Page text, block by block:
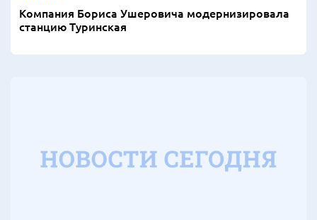
Компания Бориса Ушеровича модернизировала
станцию Туринская